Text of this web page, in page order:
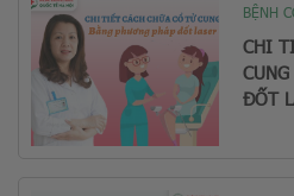
BỆNH
CHI
ĐỐT